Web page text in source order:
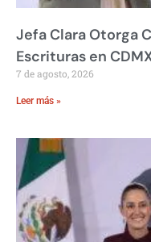
Jefa Clara Otorga
Escrituras en
7 de agosto, 2026
Leer más »